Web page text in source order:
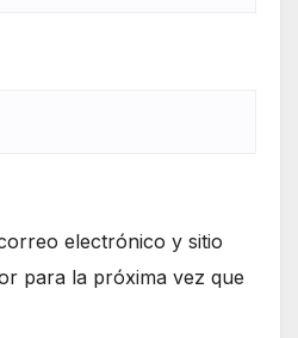
electrónico y sitio
para la próxima vez que